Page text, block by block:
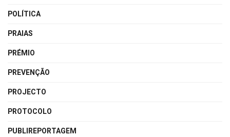
POLÍTICA
PRAIAS
PRÉMIO
PREVENÇÃO
PROJECTO
PROTOCOLO
PUBLIREPORTAGEM